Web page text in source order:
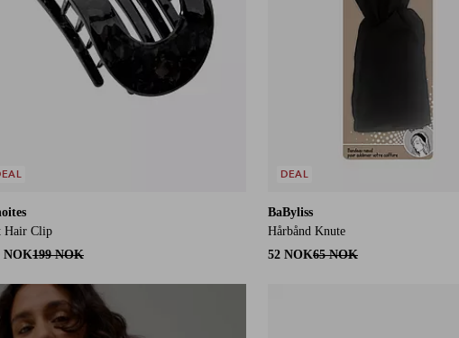
Hair Clip
NOK199 NOK
BaByliss
Hårbånd Knute
52 NOK65 NOK
DEAL